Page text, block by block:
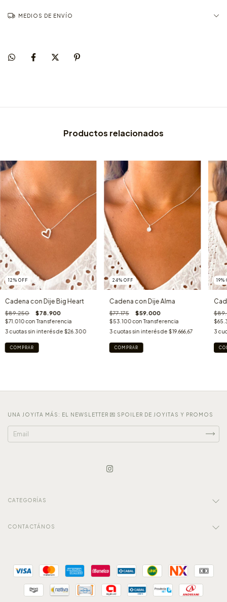
MEDIOS DE ENVÍO
Productos relacionados
12 % OFF
Cadena con Dije Big Heart
$89.250 $78.900
$71.010con Transferencia
3 cuotas sin interés de $26.300
24% OFF
Cadena con Dije Alma
$77.175 $59.000
$53.100con Transferencia
3 cuotas sin interés de $19.666,67
19%
3
UNA JOYITA MÁS: EL NEWSLETTER 💌 SPOILER DE JOYITAS Y PROMOS
CATEGORÍAS
CONTACTÁNOS